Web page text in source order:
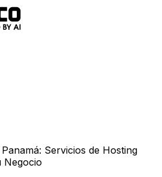
Servicios de Hosting
Negocio